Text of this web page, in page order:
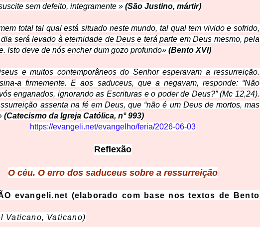
sem defeito, integramente » (São Justino, mártir)
total tal qual está situado neste mundo, tal qual tem vivido e sofrido,
será levado à eternidade de Deus e terá parte em Deus mesmo, pela
Isto deve de nós encher dum gozo profundo» (Bento XVI)
e muitos contemporâneos do Senhor esperavam a ressurreição.
a firmemente. E aos saduceus, que a negavam, responde: “Não
enganados, ignorando as Escrituras e o poder de Deus?” (Mc 12,24).
assenta na fé em Deus, que “não é um Deus de mortos, mas
(Catecismo da Igreja Católica, n° 993)
https://evangeli.net/evangelho/feria/2026-06-03
Reflexão
O céu. O erro dos saduceus sobre a ressurreição
evangeli.net (elaborado com base nos textos de Bento
Vaticano, Vaticano)